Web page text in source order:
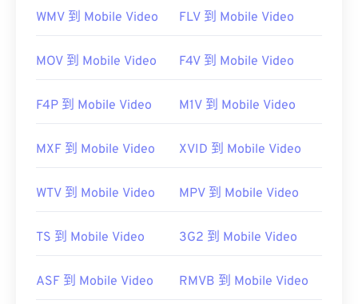
因此，如果打开文件时出现问题，通常意味着容器中
器。
开发者：
运动图像专家组 (MPEG)
首次发行：1999年
https://en.wikipedia.org/wiki/MPEG-4
https://mpeg.chiariglione.org/standards/mpeg-
WMV 到 Mobile Video FLV 到 Mobile Video
MOV 到 Mobile Video F4V 到 Mobile Video
F4P 到 Mobile Video M1V 到 Mobile Video
MXF 到 Mobile Video XVID 到 Mobile Video
WTV 到 Mobile Video MPV 到 Mobile Video
TS 到 Mobile Video 3G2 到 Mobile Video
ASF 到 Mobile Video RMVB 到 Mobile Video